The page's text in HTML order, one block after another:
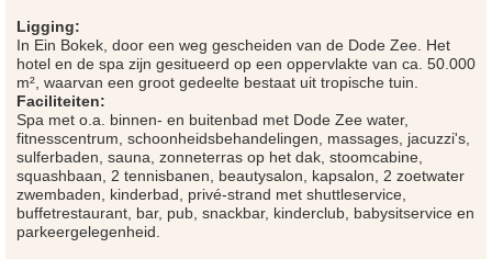
Ligging:
In Ein Bokek, door een weg gescheiden van de Dode Zee. Het
hotel en de spa zijn gesitueerd op een oppervlakte van ca. 50.000
m², waarvan een groot gedeelte bestaat uit tropische tuin.
Faciliteiten:
Spa met o.a. binnen- en buitenbad met Dode Zee water,
fitnesscentrum, schoonheidsbehandelingen, massages, jacuzzi's,
sulferbaden, sauna, zonneterras op het dak, stoomcabine,
squashbaan, 2 tennisbanen, beautysalon, kapsalon, 2 zoetwater
zwembaden, kinderbad, privé-strand met shuttleservice,
buffetrestaurant, bar, pub, snackbar, kinderclub, babysitservice en
parkeergelegenheid.